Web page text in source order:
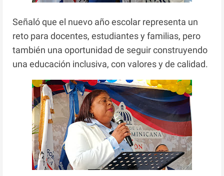
Señaló que el nuevo año escolar representa un
reto para docentes, estudiantes y familias, pero
también una oportunidad de seguir construyendo
una educación inclusiva, con valores y de calidad.